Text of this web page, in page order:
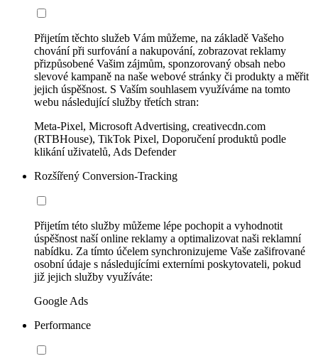
Přijetím těchto služeb Vám můžeme, na základě Vašeho
chování při surfování a nakupování, zobrazovat reklamy
přizpůsobené Vašim zájmům, sponzorovaný obsah nebo
slevové kampaně na naše webové stránky či produkty a měřit
jejich úspěšnost. S Vaším souhlasem využíváme na tomto
webu následující služby třetích stran:
Meta-Pixel, Microsoft Advertising, creativecdn.com
(RTBHouse), TikTok Pixel, Doporučení produktů podle
klikání uživatelů, Ads Defender
Rozšířený Conversion-Tracking
Přijetím této služby můžeme lépe pochopit a vyhodnotit
úspěšnost naší online reklamy a optimalizovat naši reklamní
nabídku. Za tímto účelem synchronizujeme Vaše zašifrované
osobní údaje s následujícími externími poskytovateli, pokud
již jejich služby využíváte:
Google Ads
Performance